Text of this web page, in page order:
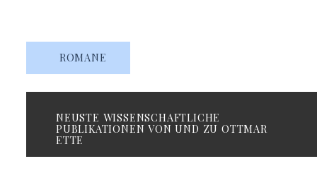
ROMANE
NEUSTE WISSENSCHAFTLICHE
PUBLIKATIONEN VON UND ZU OTTMAR
ETTE